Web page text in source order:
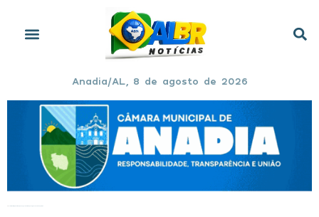
Anadia/AL, 8 de agosto de 2026